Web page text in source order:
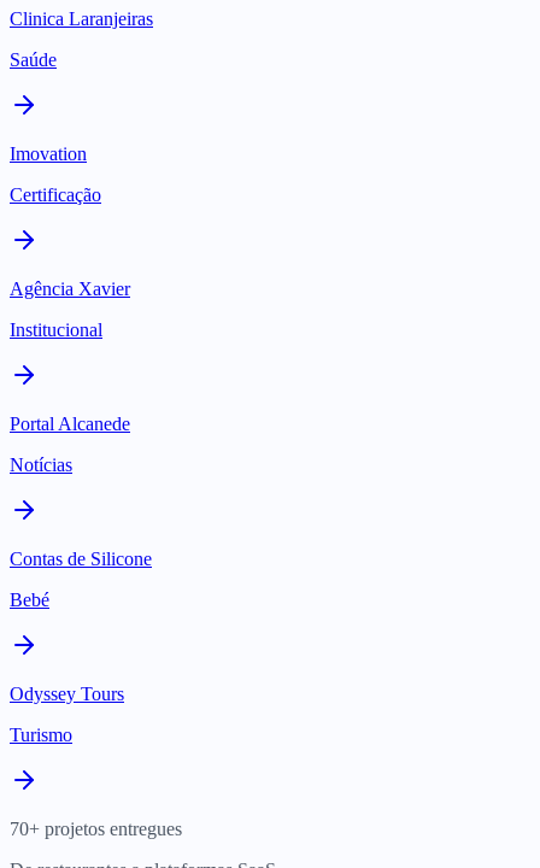
Clinica Laranjeiras
Saúde
Imovation
Certificação
Agência Xavier
Institucional
Portal Alcanede
Notícias
Contas de Silicone
Bebé
Odyssey Tours
Turismo
70+ projetos entregues